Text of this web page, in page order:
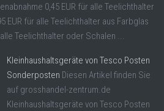
0,45 EUR für alle Teelichthalter
EUR für alle Teelichthalter aus Farbglas
Teelichthalter oder Schalen ...
Kleinhaushaltsgeräte von Tesco Posten
Sonderposten Diesen Artikel finden Sie
auf grosshandel-zentrum.de
Kleinhaushaltsgeräte von Tesco Posten